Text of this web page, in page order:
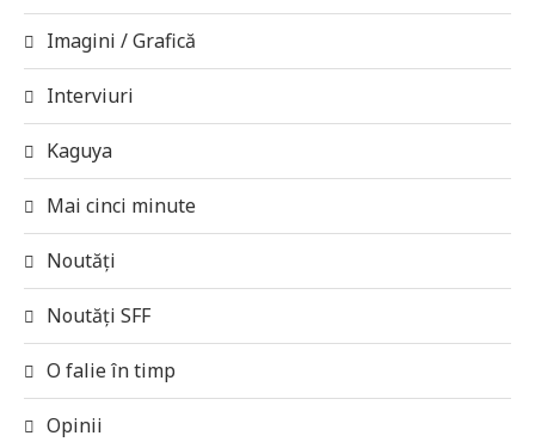
Imagini / Grafică
Interviuri
Kaguya
Mai cinci minute
Noutăți
Noutăți SFF
O falie în timp
Opinii